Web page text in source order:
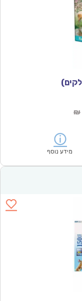
₪
מידע נוסף